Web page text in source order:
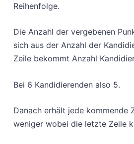
Reihenfolge.
Die Anzahl der vergebenen
sich aus der Anzahl der
Zeile bekommt Anzahl
Bei 6 Kandidierenden also 5.
Danach erhält jede kommende
weniger wobei die letzte Zeile